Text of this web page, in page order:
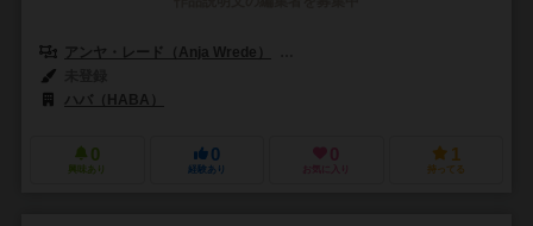
アンヤ・レード（Anja Wrede）
ハバ（HABA）
0
興味あり
0
経験あり
0
お気に入り
1
持ってる